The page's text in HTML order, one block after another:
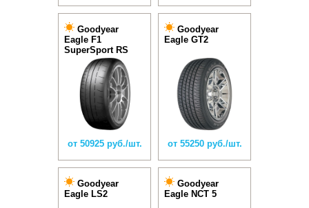
Goodyear
Eagle F1
SuperSport RS
от 50925 руб./шт.
Goodyear
Eagle GT2
от 55250 руб./шт.
Goodyear
Eagle LS2
Goodyear
Eagle NCT 5